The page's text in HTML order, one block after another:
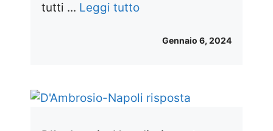
tutti ... Leggi tutto
Gennaio 6, 2024